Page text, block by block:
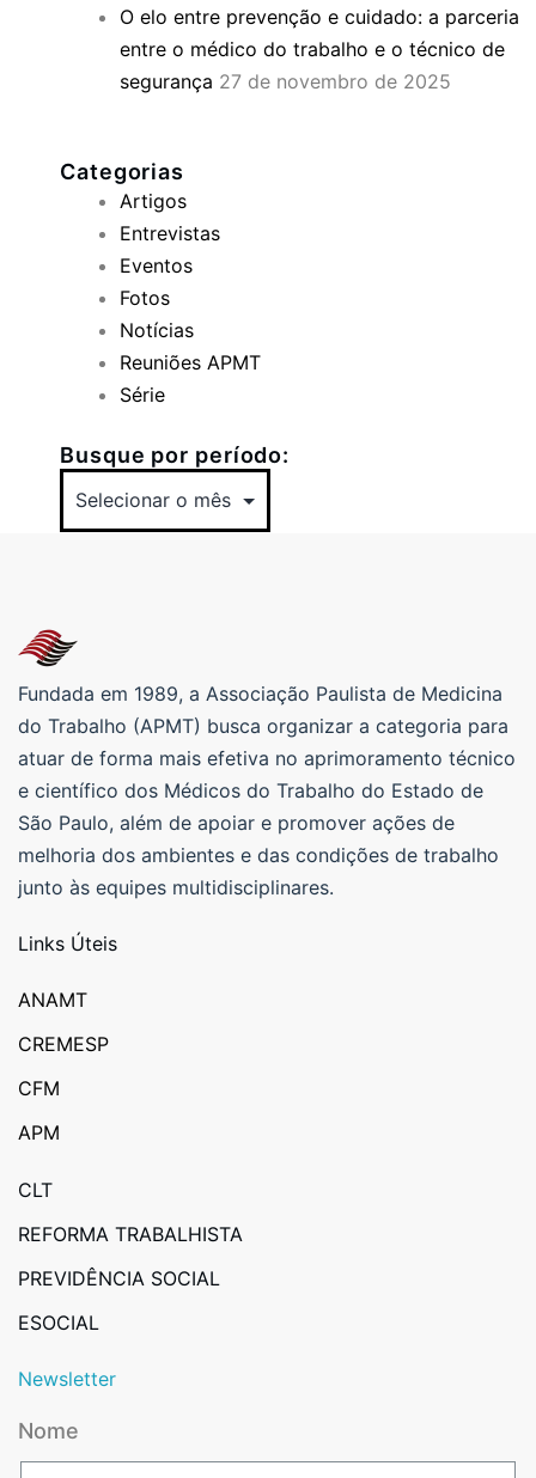
O elo entre prevenção e cuidado: a parceria
entre o médico do trabalho e o técnico de
segurança 27 de novembro de 2025
Categorias
Artigos
Entrevistas
Eventos
Fotos
Notícias
Reuniões APMT
Série
Busque por período:
Fundada em 1989, a Associação Paulista de Medicina
do Trabalho (APMT) busca organizar a categoria para
atuar de forma mais efetiva no aprimoramento técnico
e científico dos Médicos do Trabalho do Estado de
São Paulo, além de apoiar e promover ações de
melhoria dos ambientes e das condições de trabalho
junto às equipes multidisciplinares.
Links Úteis
ANAMT
CREMESP
CFM
APM
CLT
REFORMA TRABALHISTA
PREVIDÊNCIA SOCIAL
ESOCIAL
Newsletter
Nome